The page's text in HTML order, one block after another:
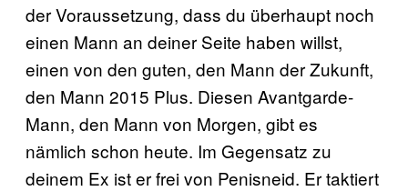
der Voraussetzung, dass du überhaupt noch
einen Mann an deiner Seite haben willst,
einen von den guten, den Mann der Zukunft,
den Mann 2015 Plus. Diesen Avantgarde-
Mann, den Mann von Morgen, gibt es
nämlich schon heute. Im Gegensatz zu
deinem Ex ist er frei von Penisneid. Er taktiert